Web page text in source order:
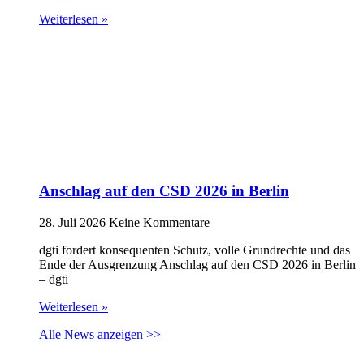
Weiterlesen »
Anschlag auf den CSD 2026 in Berlin
28. Juli 2026 Keine Kommentare
dgti fordert konsequenten Schutz, volle Grundrechte und das
Ende der Ausgrenzung Anschlag auf den CSD 2026 in Berlin
– dgti
Weiterlesen »
Alle News anzeigen >>